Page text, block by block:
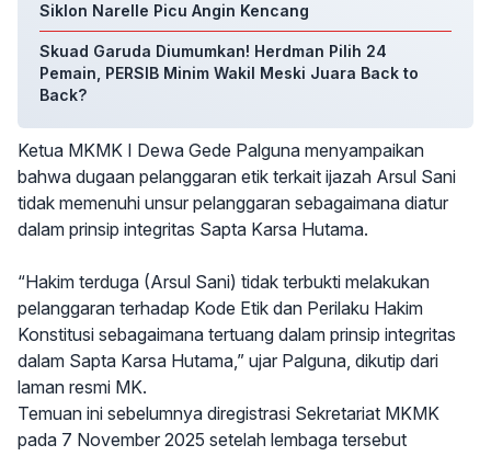
Siklon Narelle Picu Angin Kencang
Skuad Garuda Diumumkan! Herdman Pilih 24
Pemain, PERSIB Minim Wakil Meski Juara Back to
Back?
Ketua MKMK I Dewa Gede Palguna menyampaikan
bahwa dugaan pelanggaran etik terkait ijazah Arsul Sani
tidak memenuhi unsur pelanggaran sebagaimana diatur
dalam prinsip integritas Sapta Karsa Hutama.
“Hakim terduga (Arsul Sani) tidak terbukti melakukan
pelanggaran terhadap Kode Etik dan Perilaku Hakim
Konstitusi sebagaimana tertuang dalam prinsip integritas
dalam Sapta Karsa Hutama,” ujar Palguna, dikutip dari
laman resmi MK.
Temuan ini sebelumnya diregistrasi Sekretariat MKMK
pada 7 November 2025 setelah lembaga tersebut